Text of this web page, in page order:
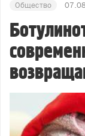
Общество